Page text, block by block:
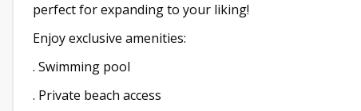
perfect for expanding to your liking!
Enjoy exclusive amenities:
. Swimming pool
. Private beach access